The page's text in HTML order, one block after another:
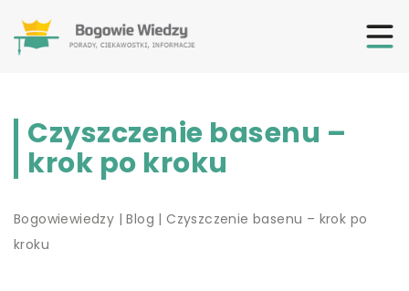
Czyszczenie basenu –
krok po kroku
Bogowiewiedzy |Blog |Czyszczenie basenu – krok po
kroku